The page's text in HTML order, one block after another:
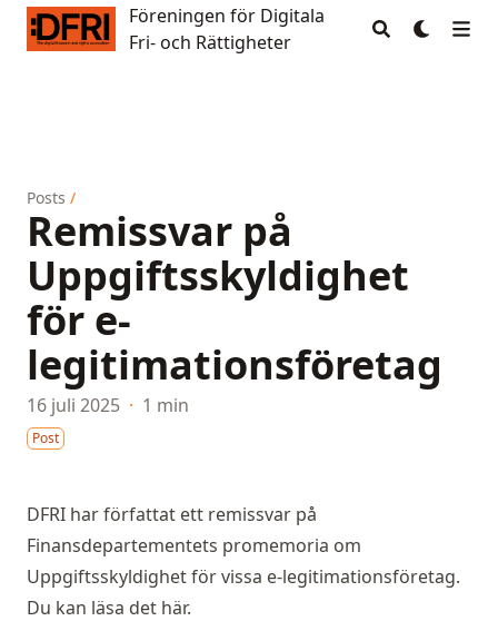
Föreningen för Digitala Fri- och Rättigheter
Föreningen för Digitala
Fri- och Rättigheter
Posts /
Remissvar på
Uppgiftsskyldighet
för e-
legitimationsföretag
16 juli 2025 · 1 min
Post
DFRI har författat ett remissvar på
Finansdepartementets promemoria om
Uppgiftsskyldighet för vissa e-legitimationsföretag.
Du kan läsa det här.